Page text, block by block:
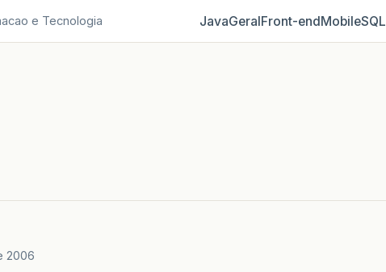
e Tecnologia JavaGeralFront‑endMobileSQL
2006